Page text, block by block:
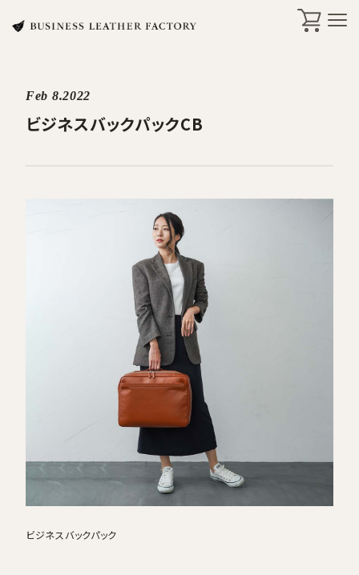
search
オリジナル刻印・ギフト
ケア・修理
店舗一覧
採用情報
ログイン / 会員登録
お気に入り
Feb 8.2022
ビジネスバックパックCB
ビジネスバックパック